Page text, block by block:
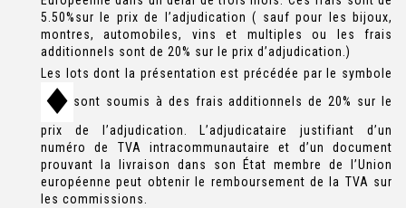
5.50%sur le prix de l’adjudication ( sauf pour les bijoux,
montres, automobiles, vins et multiples ou les frais
additionnels sont de 20% sur le prix d’adjudication.)
Les lots dont la présentation est précédée par le symbole
sont soumis à des frais additionnels de 20% sur le
prix de l’adjudication. L’adjudicataire justifiant d’un
numéro de TVA intracommunautaire et d’un document
prouvant la livraison dans son État membre de l’Union
européenne peut obtenir le remboursement de la TVA sur
les commissions.